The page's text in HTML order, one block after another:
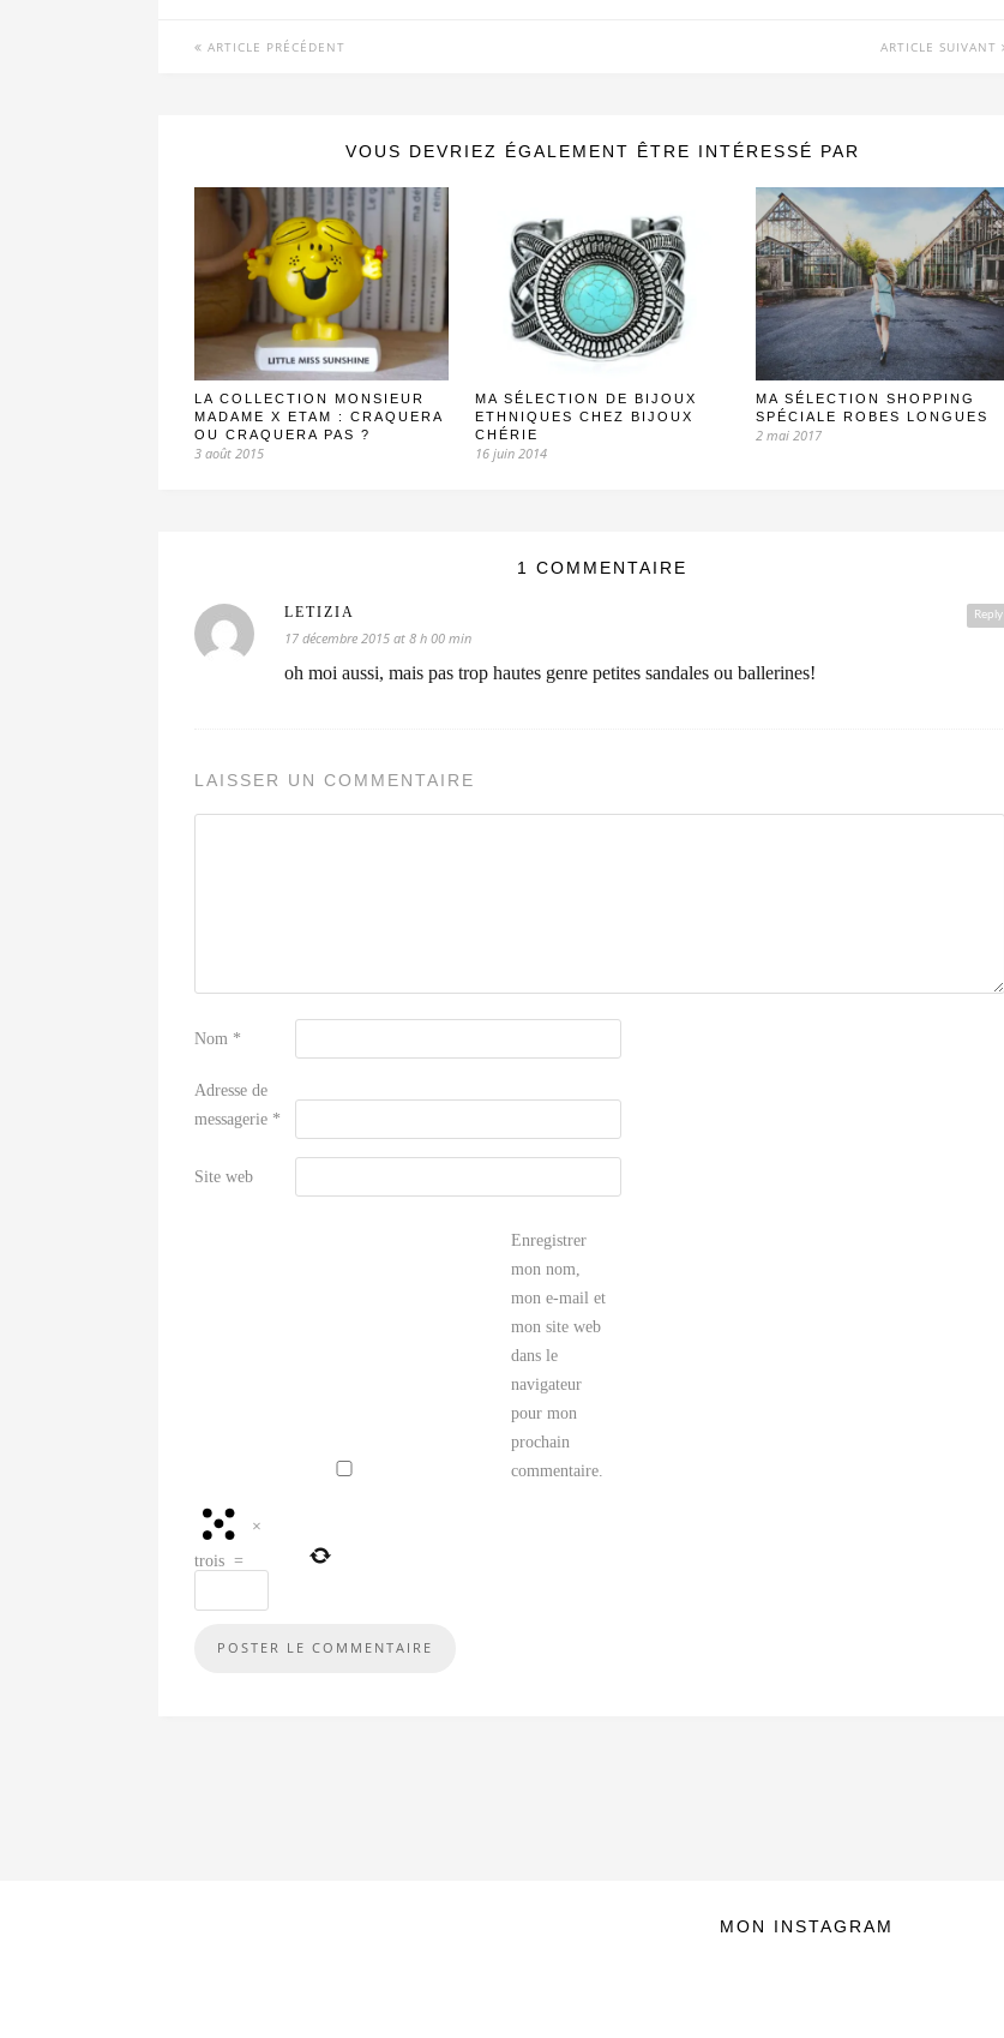
ARTICLE PRÉCÉDENT ARTICLE SUIVANT
VOUS DEVRIEZ ÉGALEMENT ÊTRE INTÉRESSÉ PAR
LA COLLECTION MONSIEUR
MADAME X ETAM : CRAQUERA
OU CRAQUERA PAS ?
3 août 2015
MA SÉLECTION DE BIJOUX
ETHNIQUES CHEZ BIJOUX
CHÉRIE
16 juin 2014
MA SÉLECTION SHOPPING
SPÉCIALE ROBES LONGUES
2 mai 2017
1 COMMENTAIRE
Reply
LETIZIA
17 décembre 2015 at 8 h 00 min
oh moi aussi, mais pas trop hautes genre petites sandales ou ballerines!
LAISSER UN COMMENTAIRE
Nom *
Adresse de
messagerie *
Site web
Enregistrer
mon nom,
mon e-mail et
mon site web
dans le
navigateur
pour mon
prochain
commentaire.
×
trois =
MON INSTAGRAM